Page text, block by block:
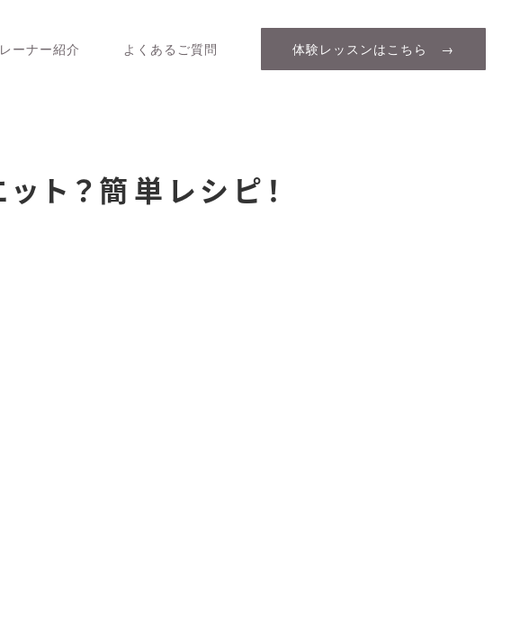
ーナー紹介 よくあるご質問 体験レッスンはこちら →
ト？簡単レシピ！